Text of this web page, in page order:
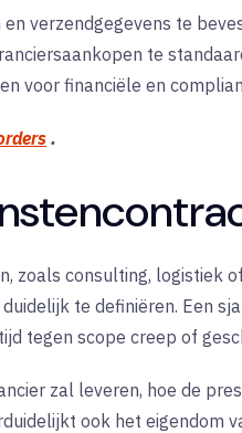
verzendgegevens te
te
voor financiële en
.
zoals consulting, logistiek
te definiëren. Een
tegen scope creep of
zal leveren, hoe de
ook het eigendom